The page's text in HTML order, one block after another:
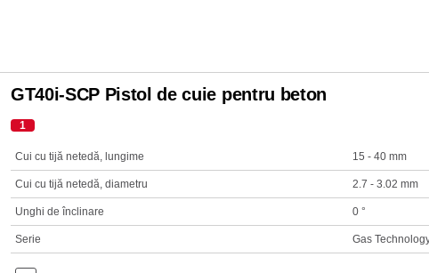
GT40i-SCP Pistol de cuie pentru beton
1
Cui cu tijă netedă, lungime 15 - 40 mm
Cui cu tijă netedă, diametru 2.7 - 3.02 mm
Unghi de înclinare 0 °
Serie Gas